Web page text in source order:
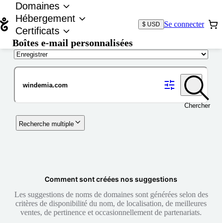
Domaines
Hébergement
Certificats
Boîtes e-mail personnalisées
$ USD Se connecter
Chercher
Recherche multiple
Comment sont créées nos suggestions
Les suggestions de noms de domaines sont générées selon des
critères de disponibilité du nom, de localisation, de meilleures
ventes, de pertinence et occasionnellement de partenariats.